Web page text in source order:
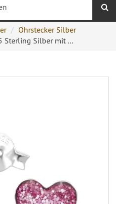
Ohrstecker Silber
Sterling Silber mit ...